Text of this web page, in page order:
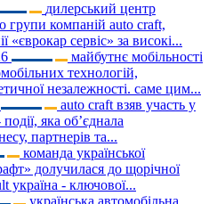
дилерський центр
групи компаній auto craft,
«єврокар сервіс» за високі...
майбутнє мобільності
технологій,
незалежності. саме цим...
auto craft взяв участь у
яка об’єднала
партнерів та...
команда української
долучилася до щорічної
україна - ключової...
українська автомобільна